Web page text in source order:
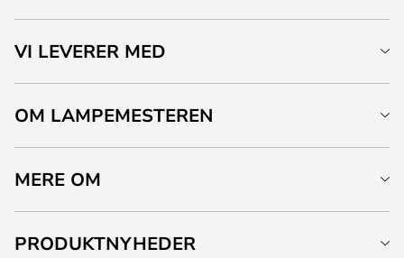
VI LEVERER MED
OM LAMPEMESTEREN
MERE OM
PRODUKTNYHEDER